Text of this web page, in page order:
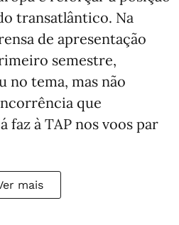
transatlântico. Na
de apresentação
semestre,
no tema, mas não
que
faz à TAP nos voos par
mais